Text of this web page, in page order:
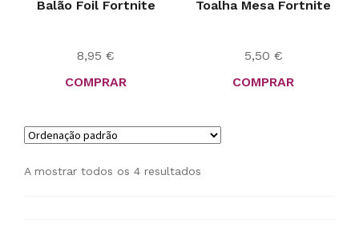
Balão Foil Fortnite
8,95 €
COMPRAR
Toalha Mesa Fortnite
5,50 €
COMPRAR
A mostrar todos os 4 resultados